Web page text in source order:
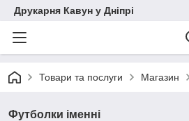
Друкарня Кавун у Дніпрі
Товари та послуги Магазин
Футболки іменні